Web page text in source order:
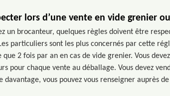
lors d’une vente en vide grenier
un brocanteur, quelques règles doivent être
particuliers sont les plus concernés par cette
2 fois par an en cas de vide grenier. Vous
pour chaque vente au déballage. Vous devez
davantage, vous pouvez vous renseigner auprès